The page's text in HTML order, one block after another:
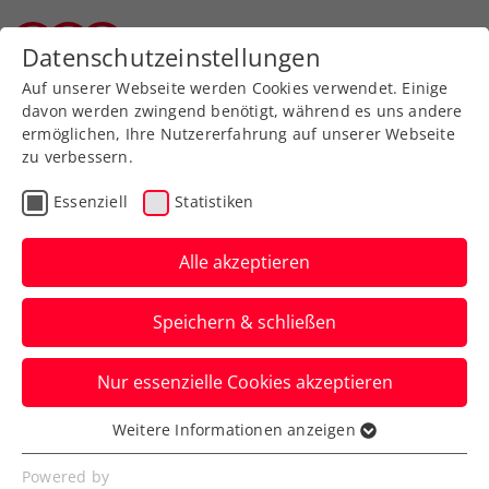
Zurück zur Newsübersicht
Rollstuhltennis
Burgenland Energie ÖTV-
Staatsmeisterschaften:
Charity-Turnier bringt
8200 Euro für die Ukraine
Beim TC Sport-Hotel-Kurz in
Datenschutzeinstellungen
Auf unserer Webseite werden Cookies verwendet. Einige
davon werden zwingend benötigt, während es uns andere
ermöglichen, Ihre Nutzererfahrung auf unserer Webseite
zu verbessern.
Essenziell Statistiken
Alle akzeptieren
Speichern & schließen
Nur essenzielle Cookies akzeptieren
Essenziell
Essenzielle Cookies werden für grundlegende
Weitere Informationen anzeigen
Powered by